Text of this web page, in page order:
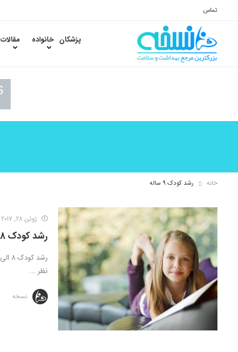
تماس
پزشکان خانواده مقالات
خانه رشد کودک 9 ساله
ژوئن 28, 2017
رشد کودک 8 الی 12 ساله
نظر ...
نسخه